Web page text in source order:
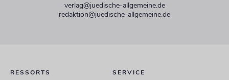
verlag@juedische-allgemeine.de
redaktion@juedische-allgemeine.de
RESSORTS SERVICE